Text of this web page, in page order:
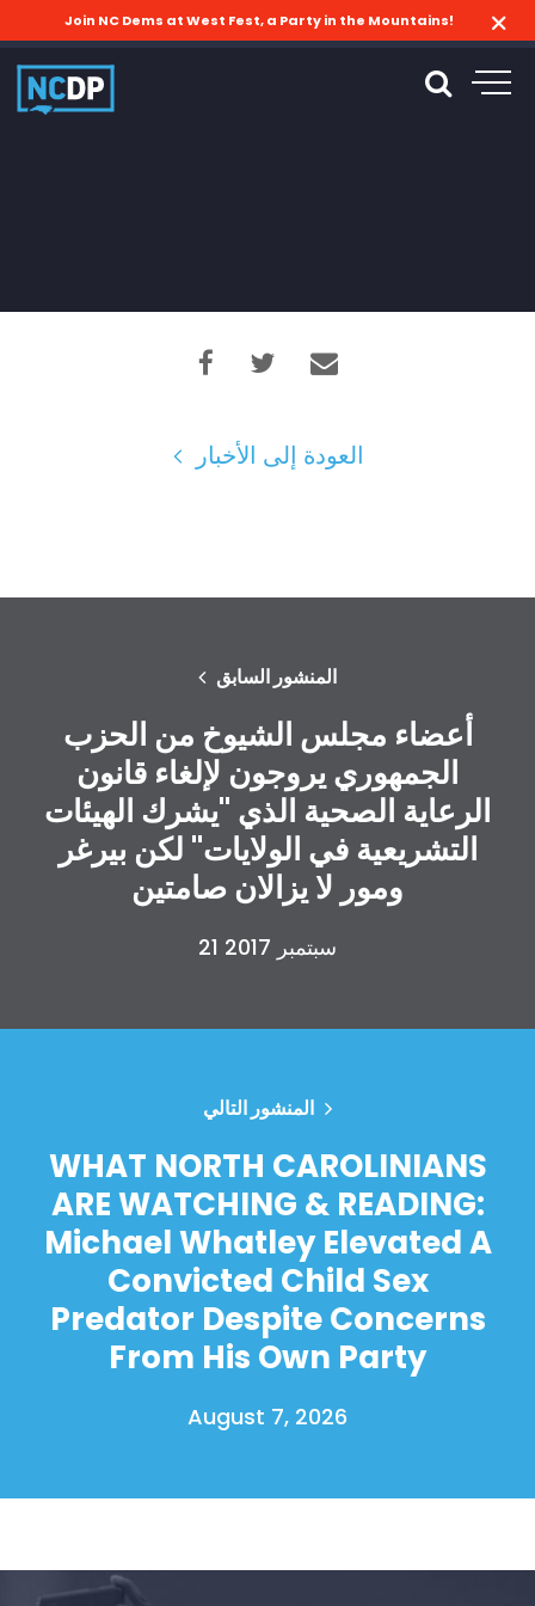
Shop
Join NC Dems at West Fest, a Party in the Mountains!
العودة إلى الأخبار
المنشور السابق
أعضاء مجلس الشيوخ من الحزب
الجمهوري يروجون لإلغاء قانون
الرعاية الصحية الذي "يشرك الهيئات
التشريعية في الولايات" لكن بيرغر
ومور لا يزالان صامتين
21 سبتمبر 2017
المنشور التالي
WHAT NORTH CAROLINIANS
ARE WATCHING & READING:
Michael Whatley Elevated A
Convicted Child Sex
Predator Despite Concerns
From His Own Party
August 7, 2026